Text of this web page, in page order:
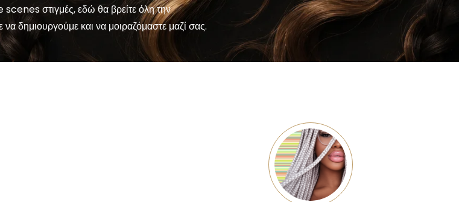
στιγμές, εδώ θα βρείτε όλη την
δημιουργούμε και να μοιραζόμαστε μαζί σας.